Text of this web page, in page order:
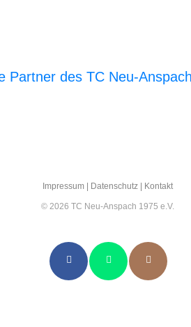
Partner des TC Neu-
Impres­sum Daten­schutz Kon­takt
© 2026 TC Neu-Anspach 1975 e.V.